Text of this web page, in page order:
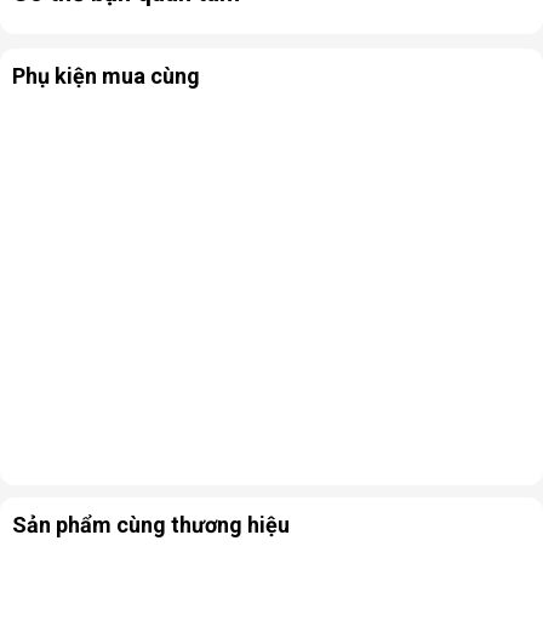
Phụ kiện mua cùng
Sản phẩm cùng thương hiệu